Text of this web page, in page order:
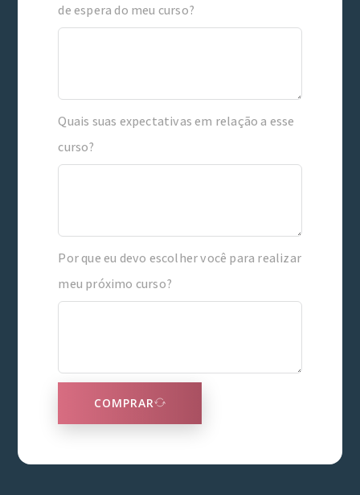
de espera do meu curso?
Quais suas expectativas em relação a esse
curso?
Por que eu devo escolher você para realizar
meu próximo curso?
COMPRAR